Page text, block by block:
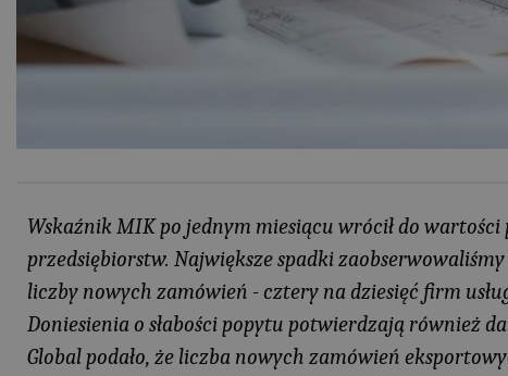
Wskaźnik MIK po jednym miesiącu wrócił do
przedsiębiorstw. Największe spadki
liczby nowych zamówień - cztery na dziesięć firm
Doniesienia o słabości popytu potwierdzają również
Global podało, że liczba nowych zamówień